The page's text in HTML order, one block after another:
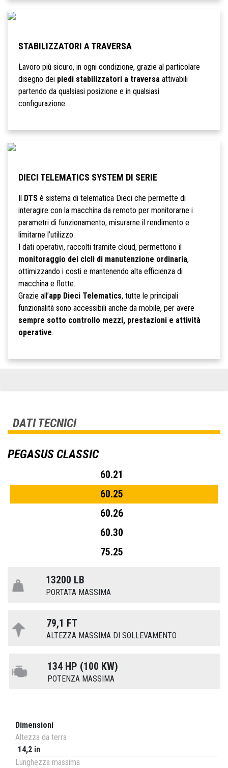
STABILIZZATORI A TRAVERSA
Lavoro più sicuro, in ogni condizione, grazie al particolare
disegno dei piedi stabilizzatori a traversaattivabili
partendo da qualsiasi posizione e in qualsiasi
configurazione.
DIECI TELEMATICS SYSTEM DI SERIE
DTSè sistema di telematica Dieci che permette di
interagire con la macchina da remoto per monitorarne i
parametri di funzionamento, misurarne il rendimento e
limitarne l’utilizzo.
I dati operativi, raccolti tramite cloud, permettono il
monitoraggio dei cicli di manutenzione ordinaria,
ottimizzando i costi e mantenendo alta efficienza di
macchina e flotte.
Grazie all’app Dieci Telematics, tutte le principali
funzionalità sono accessibili anche da mobile, per avere
sempre sotto controllo mezzi, prestazioni e attività
operative.
DATI TECNICI
PEGASUS CLASSIC
60.21
60.25
60.26
60.30
75.25
13200 LB
PORTATA MASSIMA
79,1 FT
ALTEZZA MASSIMA DI SOLLEVAMENTO
134 HP (100 KW)
POTENZA MASSIMA
Dimensioni
Altezza da terra
14,2 in
Lunghezza massima